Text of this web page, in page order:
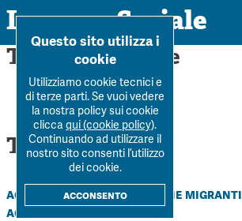
Impresa Sociale
Rivista
Ultimo numero
La Rivista
Submission
Forum
Forum
Dossier
Home
Tag: Dipendenze
Tutti i tag
accoglienza e integrazione migranti
accountability
Questo sito utilizza i
cookie
Utilizziamo cookie tecnici e
di terze parti. Se vuoi vedere
la nostra policy sui cookie
cliccaqui (cookie policy).
Continuando ad utilizzare il
nostro sito consenti l’utilizzo
dei cookie.
acconsento